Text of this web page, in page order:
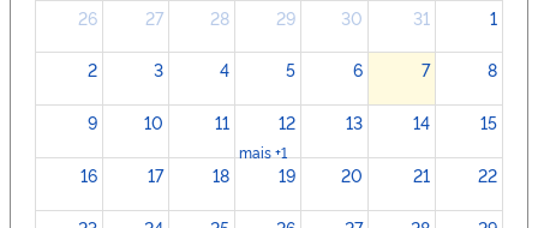
26
27 28 29 30 31 1
2 3 4 5 6 7 8
9 10 11 12
mais +1
13 14 15
16 17 18 19 20 21 22